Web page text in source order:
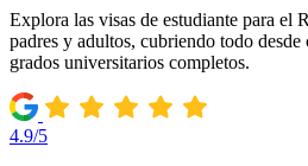
Explora las visas de estudiante para el
padres y adultos, cubriendo todo desde
grados universitarios completos.
4.9/5